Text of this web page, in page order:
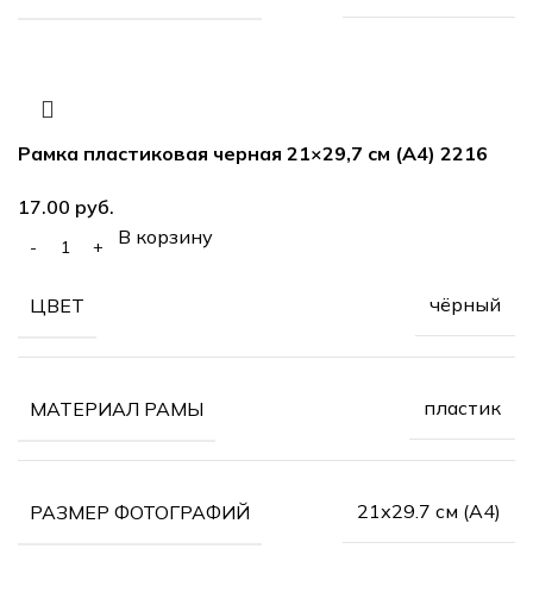
Рамка пластиковая черная 21×29,7 см (А4) 2216
руб.
В корзину
ЦВЕТ чёрный
МАТЕРИАЛ РАМЫ пластик
РАЗМЕР ФОТОГРАФИЙ 21х29.7 см (А4)